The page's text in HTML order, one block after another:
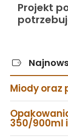
Projekt
Miody oraz
350/900ml